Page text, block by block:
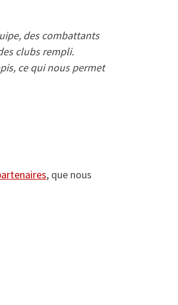
des combattants
clubs rempli.
ce qui nous permet
, que nous